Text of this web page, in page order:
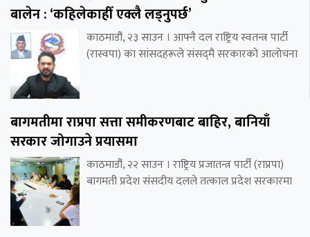
बालेन : ‘कहिलेकाहीँ एक्लै लड्नुपर्छ’
काठमाडौं, २३ साउन । आफ्नै दल राष्ट्रिय स्वतन्त्र पार्टी
(रास्वपा) का सांसदहरूले संसद्‌मै सरकारको आलोचना
बागमतीमा राप्रपा सत्ता समीकरणबाट बाहिर, बानियाँ
सरकार जोगाउने प्रयासमा
काठमाडौं, २२ साउन । राष्ट्रिय प्रजातन्त्र पार्टी (राप्रपा)
बागमती प्रदेश संसदीय दलले तत्काल प्रदेश सरकारमा